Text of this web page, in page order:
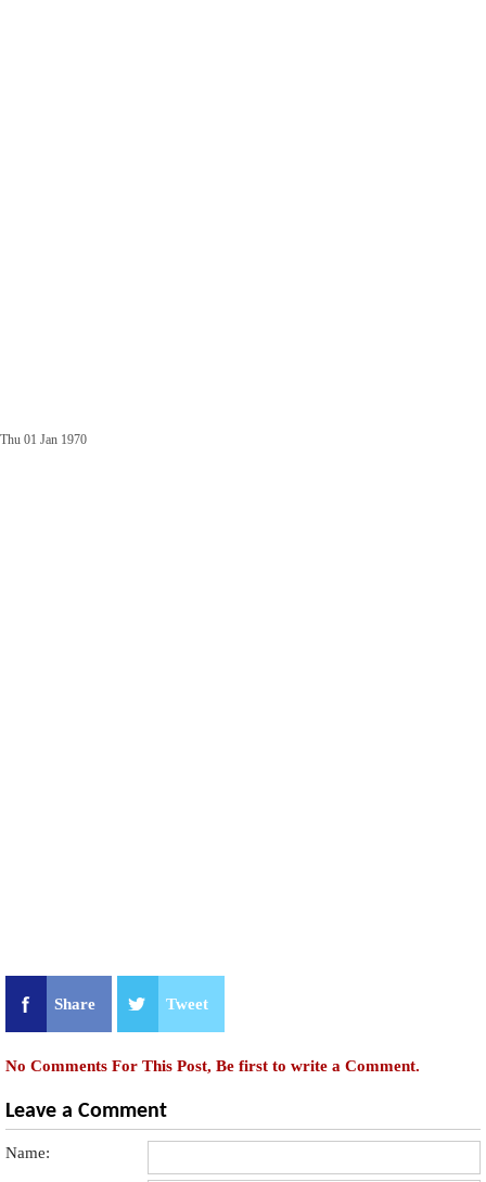
Thu 01 Jan 1970
Share Tweet
No Comments For This Post, Be first to write a Comment.
Leave a Comment
Name: